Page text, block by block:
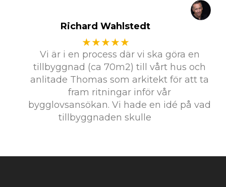
Richard Wahlstedt
★★★★★
Vi är i en process där vi ska göra en
tillbyggnad (ca 70m2) till vårt hus och
anlitade Thomas som arkitekt för att ta
fram ritningar inför vår
bygglovsansökan. Vi hade en idé på vad
tillbyggnaden skulle